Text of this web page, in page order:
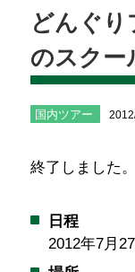
どんぐ
のスクー
国内ツアー
終了しました
日程
2012年7月